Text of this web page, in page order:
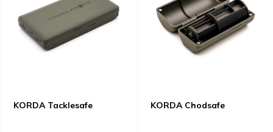
KORDA Tacklesafe KORDA Chodsafe